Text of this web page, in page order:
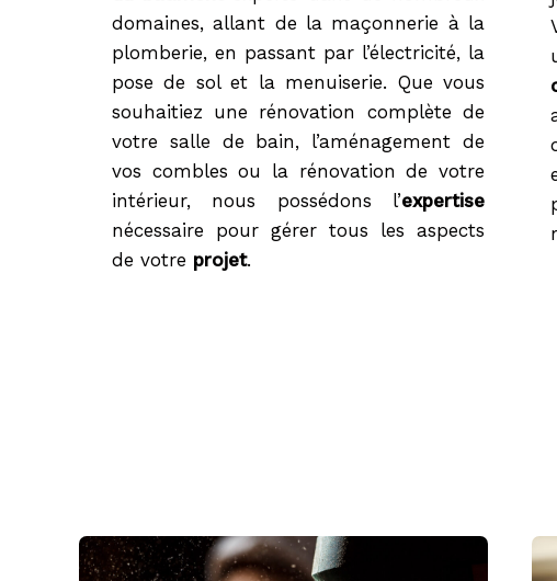
domaines, allant de la maçonnerie à la
plomberie, en passant par l’électricité, la
pose de sol et la menuiserie. Que vous
souhaitiez une rénovation complète de
votre salle de bain, l’aménagement de
vos combles ou la rénovation de votre
intérieur, nous possédons l’expertise
nécessaire pour gérer tous les aspects
de votre projet.